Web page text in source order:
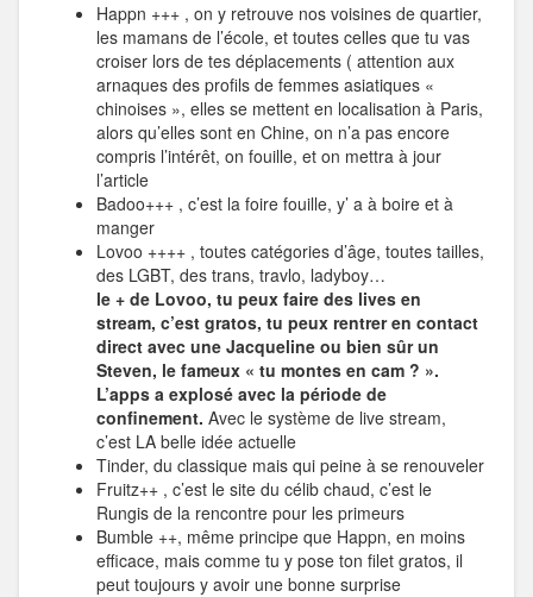
Happn +++ , on y retrouve nos voisines de quartier,
les mamans de l’école, et toutes celles que tu vas
croiser lors de tes déplacements ( attention aux
arnaques des profils de femmes asiatiques «
chinoises », elles se mettent en localisation à Paris,
alors qu’elles sont en Chine, on n’a pas encore
compris l’intérêt, on fouille, et on mettra à jour
l’article
Badoo+++ , c’est la foire fouille, y’ a à boire et à
manger
Lovoo ++++ , toutes catégories d’âge, toutes tailles,
des LGBT, des trans, travlo, ladyboy…
le + de Lovoo, tu peux faire des lives en
stream, c’est gratos, tu peux rentrer en contact
direct avec une Jacqueline ou bien sûr un
Steven, le fameux « tu montes en cam ? ».
L’apps a explosé avec la période de
confinement. Avec le système de live stream,
c’est LA belle idée actuelle
Tinder, du classique mais qui peine à se renouveler
Fruitz++ , c’est le site du célib chaud, c’est le
Rungis de la rencontre pour les primeurs
Bumble ++, même principe que Happn, en moins
efficace, mais comme tu y pose ton filet gratos, il
peut toujours y avoir une bonne surprise